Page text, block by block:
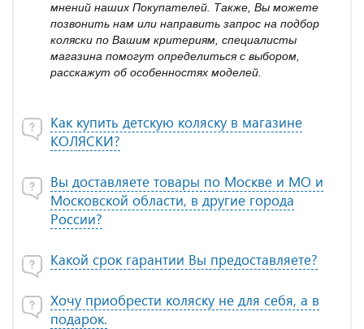
мнений наших Покупателей. Также, Вы можете
позвонить нам или направить запрос на подбор
коляски по Вашим критериям, специалисты
магазина помогут определиться с выбором,
расскажут об особенностях моделей.
Как купить детскую коляску в магазине
КОЛЯСКИ?
Вы доставляете товары по Москве и МО и
Московской области, в другие города
России?
Какой срок гарантии Вы предоставляете?
Хочу приобрести коляску не для себя, а в
подарок.